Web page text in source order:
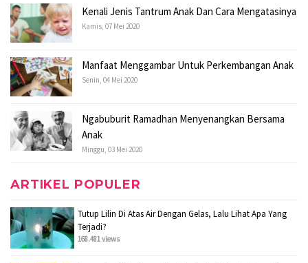
Kenali Jenis Tantrum Anak Dan Cara Mengatasinya
Kamis, 07 Mei 2020
Manfaat Menggambar Untuk Perkembangan Anak
Senin, 04 Mei 2020
Ngabuburit Ramadhan Menyenangkan Bersama
Anak
Minggu, 03 Mei 2020
ARTIKEL POPULER
Tutup Lilin Di Atas Air Dengan Gelas, Lalu Lihat Apa Yang
Terjadi?
168.481 views